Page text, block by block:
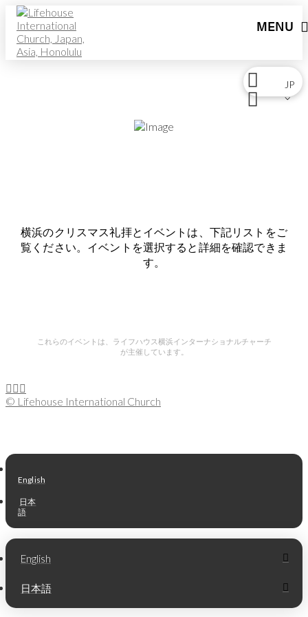
MENU
JP
⌵
横浜のクリスマス礼拝とイベントは、下記リストをご
覧ください。イベントを選択すると詳細を確認できま
す。
これらのイベントは、ライフハウス横浜インターナショナルチャーチ
が主催しています。
© Lifehouse International Church
English
日本
語
English
日本語